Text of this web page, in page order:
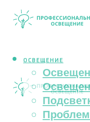
ОСВЕЩЕНИЕ